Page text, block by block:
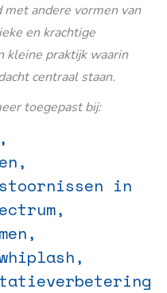
met andere vormen van
en krachtige
kleine praktijk waarin
centraal staan.
toegepast bij:
in